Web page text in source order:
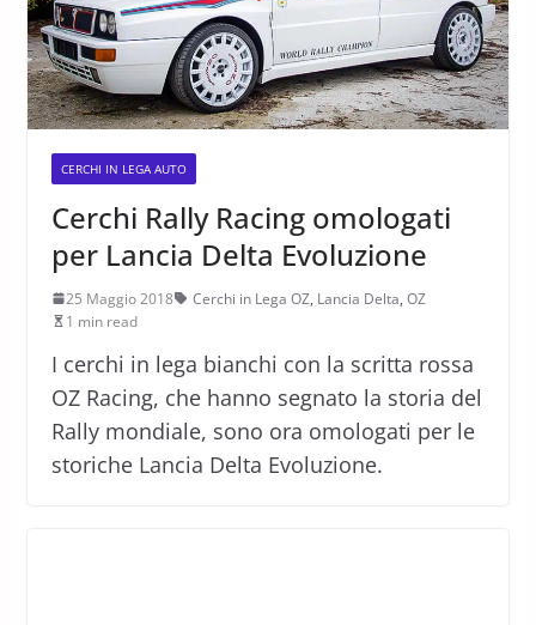
CERCHI IN LEGA AUTO
Cerchi Rally Racing omologati
per Lancia Delta Evoluzione
25 Maggio 2018 Cerchi in Lega OZ, Lancia Delta, OZ
1 min read
I cerchi in lega bianchi con la scritta rossa
OZ Racing, che hanno segnato la storia del
Rally mondiale, sono ora omologati per le
storiche Lancia Delta Evoluzione.